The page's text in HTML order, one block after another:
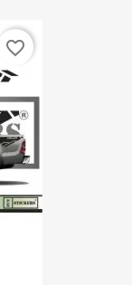
favorite_border